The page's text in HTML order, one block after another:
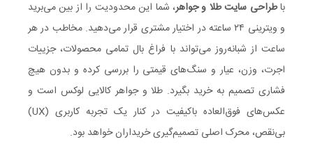
باطراحی سایت طلا و جواهر، شما این محدودیت را از بین می‌برید
و ویترینی ۲۴ ساعته در اختیار مشتری قرار می‌دهید. مخاطب در هر
ساعت از شبانه‌روز می‌تواند با فراغ بال تمامی محصولات، جزییات
اجرت، وزن، عیار و سنگ‌های قیمتی را بررسی کرده و بدون هیچ
فشاری تصمیم به خرید بگیرد. طلا و جواهر کالایی لوکس است و
عکس‌های فوق‌العاده باکیفیت در کنار یک تجربه کاربری (UX)
بی‌نقص، محرک اصلی تصمیم‌گیری خریداران خواهد بود.